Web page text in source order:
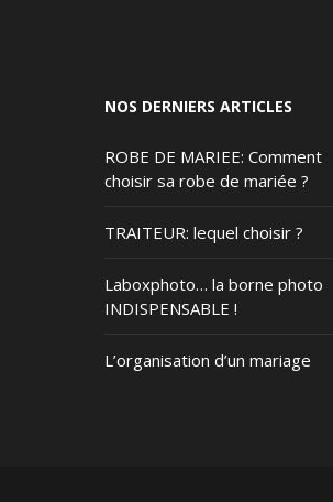
NOS DERNIERS ARTICLES
ROBE DE MARIEE: Comment
choisir sa robe de mariée ?
TRAITEUR: lequel choisir ?
Laboxphoto… la borne photo
INDISPENSABLE !
L’organisation d’un mariage